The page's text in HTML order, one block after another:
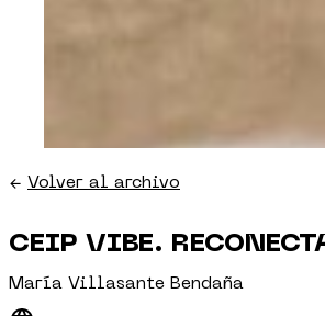
← Volver al archivo
CEIP VIBE.
María Villasante Bendaña